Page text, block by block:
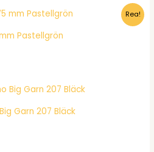
Rea!
Pastellgrön
Garn 207 Bläck